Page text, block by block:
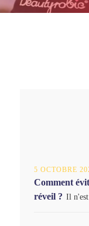
5 OCTOBRE
Comment
réveil ? Il n'est